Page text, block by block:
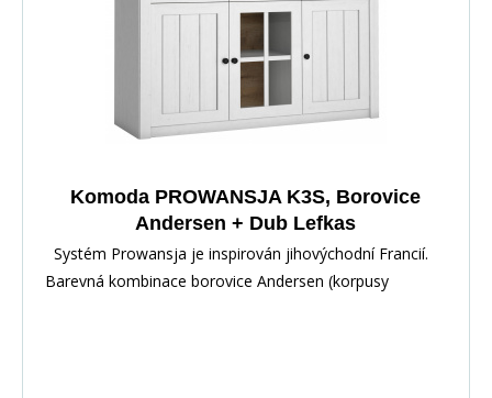
Komoda PROWANSJA K3S, Borovice
Andersen + Dub Lefkas
Systém Prowansja je inspirován jihovýchodní Francií.
Barevná kombinace borovice Andersen (korpusy